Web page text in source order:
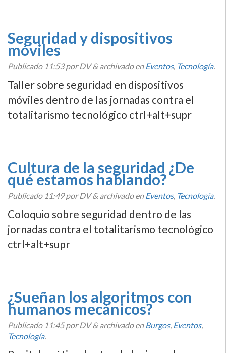
Seguridad y dispositivos
móviles
Publicado 11:53por DV&archivado enEventos, Tecnologí­a.
Taller sobre seguridad en dispositivos
móviles dentro de las jornadas contra el
totalitarismo tecnológico ctrl+alt+supr
Cultura de la seguridad ¿De
qué estamos hablando?
Publicado 11:49por DV&archivado enEventos, Tecnologí­a.
Coloquio sobre seguridad dentro de las
jornadas contra el totalitarismo tecnológico
ctrl+alt+supr
¿Sueñan los algoritmos con
humanos mecánicos?
Publicado 11:45por DV&archivado enBurgos, Eventos,
Tecnologí­a.